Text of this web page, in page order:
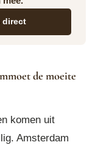
direct
de moeite
komen uit
Amsterdam